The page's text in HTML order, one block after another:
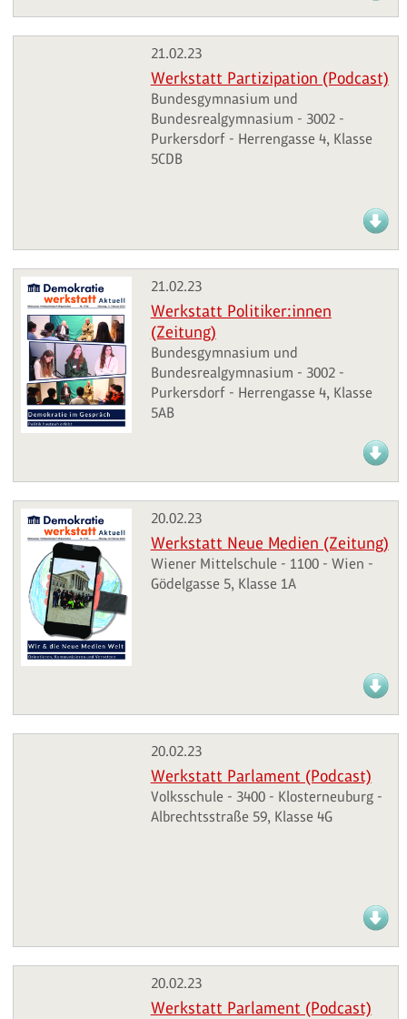
21.02.23
Werkstatt Partizipation (Podcast)
Bundesgymnasium und
Bundesrealgymnasium - 3002 -
Purkersdorf - Herrengasse 4, Klasse
5CDB
21.02.23
Werkstatt Politiker:innen
(Zeitung)
Bundesgymnasium und
Bundesrealgymnasium - 3002 -
Purkersdorf - Herrengasse 4, Klasse
5AB
20.02.23
Werkstatt Neue Medien (Zeitung)
Wiener Mittelschule - 1100 - Wien -
Gödelgasse 5, Klasse 1A
20.02.23
Werkstatt Parlament (Podcast)
Volksschule - 3400 - Klosterneuburg -
Albrechtsstraße 59, Klasse 4G
20.02.23
Werkstatt Parlament (Podcast)